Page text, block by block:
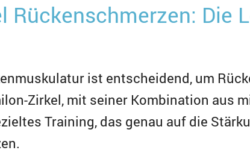
Rückenschmerzen: Die
ist entscheidend, um
Zirkel, mit seiner Kombination aus
Training, das genau auf die